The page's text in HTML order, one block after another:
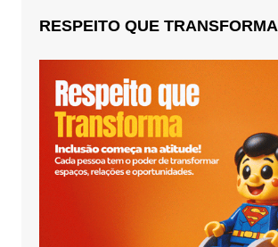
RESPEITO QUE TRANSFORMA